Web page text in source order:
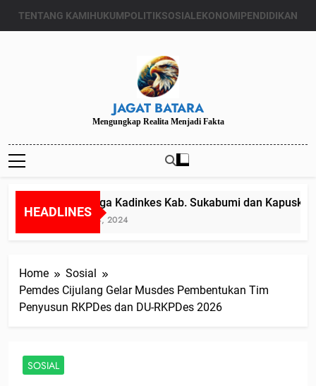
TENTANG KAMIHUKUMPOLITIKSOSIALEKONOMIPENDIDIKAN
JAGAT BATARA
Mengungkap Realita Menjadi Fakta
HEADLINES
Diduga Kadinkes Kab. Sukabumi dan
Juli 24, 2024
Home
Sosial
Pemdes Cijulang Gelar Musdes Pembentukan Tim
Penyusun RKPDes dan DU-RKPDes 2026
SOSIAL